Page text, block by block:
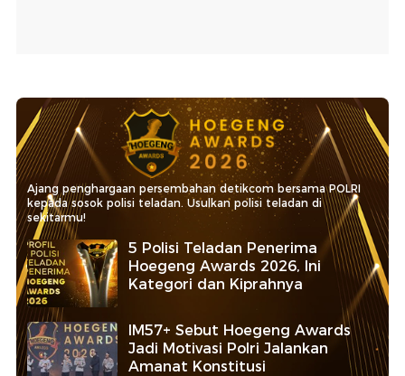
Ajang penghargaan persembahan detikcom bersama POLRI
kepada sosok polisi teladan. Usulkan polisi teladan di
sekitarmu!
5 Polisi Teladan Penerima
Hoegeng Awards 2026, Ini
Kategori dan Kiprahnya
IM57+ Sebut Hoegeng Awards
Jadi Motivasi Polri Jalankan
Amanat Konstitusi